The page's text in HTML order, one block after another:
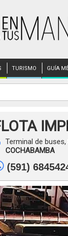
TURISMO GUÍA
Terminal de buses,
COCHABAMBA
(591)